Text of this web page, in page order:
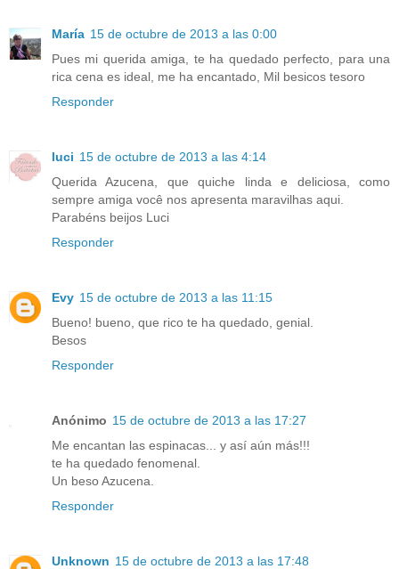
María 15 de octubre de 2013 a las 0:00
Pues mi querida amiga, te ha quedado perfecto, para una
rica cena es ideal, me ha encantado, Mil besicos tesoro
Responder
luci 15 de octubre de 2013 a las 4:14
Querida Azucena, que quiche linda e deliciosa, como
sempre amiga você nos apresenta maravilhas aqui.
Parabéns beijos Luci
Responder
Evy 15 de octubre de 2013 a las 11:15
Bueno! bueno, que rico te ha quedado, genial.
Besos
Responder
Anónimo 15 de octubre de 2013 a las 17:27
Me encantan las espinacas... y así aún más!!!
te ha quedado fenomenal.
Un beso Azucena.
Responder
Unknown 15 de octubre de 2013 a las 17:48